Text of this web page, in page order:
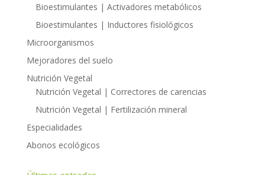
Bioestimulantes | Activadores metabólicos
Bioestimulantes | Inductores fisiológicos
Microorganismos
Mejoradores del suelo
Nutrición Vegetal
Nutrición Vegetal | Correctores de carencias
Nutrición Vegetal | Fertilización mineral
Especialidades
Abonos ecológicos